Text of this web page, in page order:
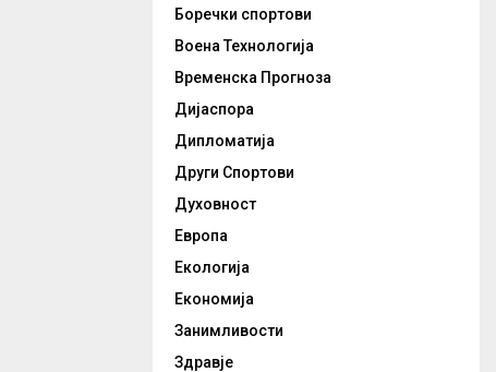
Боречки спортови
Воена Технологија
Временска Прогноза
Дијаспора
Дипломатија
Други Спортови
Духовност
Европа
Екологија
Економија
Занимливости
Здравје